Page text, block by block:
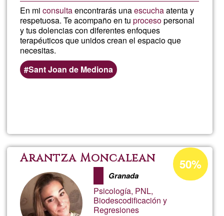
En miconsultaencontrarás unaescuchaatenta y
respetuosa. Te acompaño en tuprocesopersonal
y tus dolencias con diferentes enfoques
terapéuticos que unidos crean el espacio que
necesitas.
Sant Joan de Mediona
Miriam
Solé
Arantza Moncalean
Granada
Psicología, PNL,
Biodescodificación y
Regresiones
Porcentaje
de
aceptación
50%